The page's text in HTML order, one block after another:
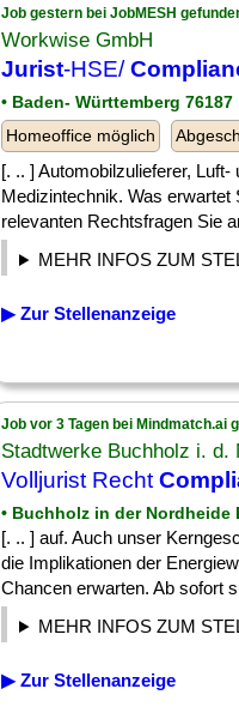
Job gestern bei JobMESH
Workwise GmbH
Jurist-HSE/
• Baden- Württemberg 76187
Homeoffice möglich
[. .. ] Automobilzulieferer,
Medizintechnik. Was erwartet
relevanten Rechtsfragen Sie
MEHR INFOS ZUM
▶ Zur Stellenanzeige
Job vor 3 Tagen bei Mindmatch.ai
Stadtwerke Buchholz i. d.
Volljurist Recht
• Buchholz in der
[. .. ] auf. Auch unser
die Implikationen der
Chancen erwarten. Ab sofort
MEHR INFOS ZUM
▶ Zur Stellenanzeige